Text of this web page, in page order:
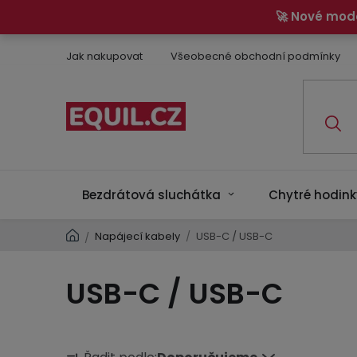
🚀 Nové
Jak nakupovat Všeobecné obchodní podmínky
Bezdrátová sluchátka Chytré
Domů
/ Napájecí kabely / USB-C / USB-C
USB-C / USB-C
Ř